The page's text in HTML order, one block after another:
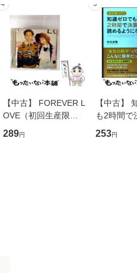
4
【中古】 FOREVER L
OVE（初回生産限定
盤） / 清水翔太×加藤
ミリヤ / [CD]【メール
289円
5
【中古】
も2時間で
めるよう
計超入門
253円